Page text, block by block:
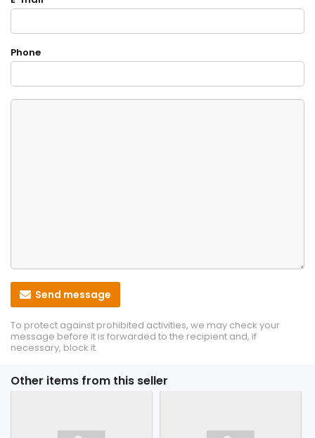
Phone
Send message
To protect against prohibited activities, we may check your
message before it is forwarded to the recipient and, if
necessary, block it.
Other items from this seller